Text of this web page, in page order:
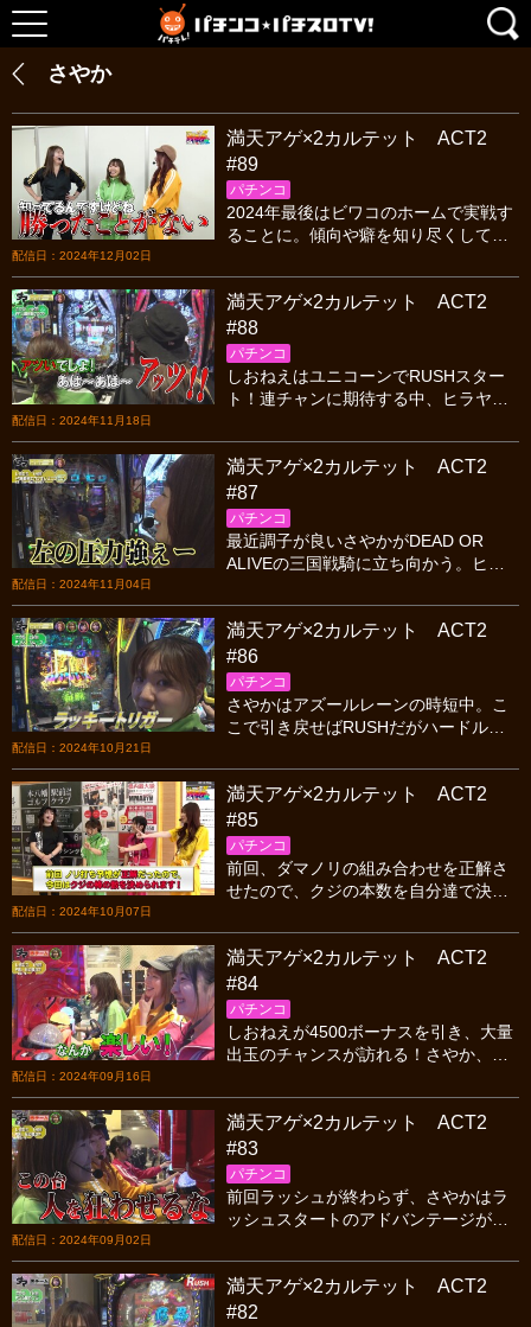
さやか
配信日：2024年12月02日
満天アゲ×2カルテット ACT2
#89
パチンコ
2024年最後はビワコのホームで実戦す
ることに。傾向や癖を知り尽くしてい
ーをゲット!!さやかもしおねえも調子が
良いぞ！
配信日：2024年11月18日
満天アゲ×2カルテット ACT2
#88
パチンコ
しおねえはユニコーンでRUSHスター
ト！連チャンに期待する中、ヒラヤマ
コは相変わらず音沙汰なし。その時、
さやかに先バレが！！
配信日：2024年11月04日
満天アゲ×2カルテット ACT2
#87
パチンコ
最近調子が良いさやかがDEAD OR
ALIVEの三国戦騎に立ち向かう。ヒラ
50％の壁が越えられない。今回はイヤ
～な雰囲気&hellip;。
配信日：2024年10月21日
満天アゲ×2カルテット ACT2
#86
パチンコ
さやかはアズールレーンの時短中。こ
こで引き戻せばRUSHだがハードルは
でSTヘ突入させた！久々の4ノリで勝
利を掴めるのか？
配信日：2024年10月07日
満天アゲ×2カルテット ACT2
#85
パチンコ
前回、ダマノリの組み合わせを正解さ
せたので、クジの本数を自分達で決め
にして久々の4ノリをすることに。果た
して結果は？
配信日：2024年09月16日
満天アゲ×2カルテット ACT2
#84
パチンコ
しおねえが4500ボーナスを引き、大量
出玉のチャンスが訪れる！さやか、ヒ
狂わせる、真・花の慶次3-黄金一閃-に
3人が狂喜乱舞！
配信日：2024年09月02日
満天アゲ×2カルテット ACT2
#83
パチンコ
前回ラッシュが終わらず、さやかはラ
ッシュスタートのアドバンテージがあ
が正解し、クジの棒の本数を決める事
ができるが何本にする？
満天アゲ×2カルテット ACT2
#82